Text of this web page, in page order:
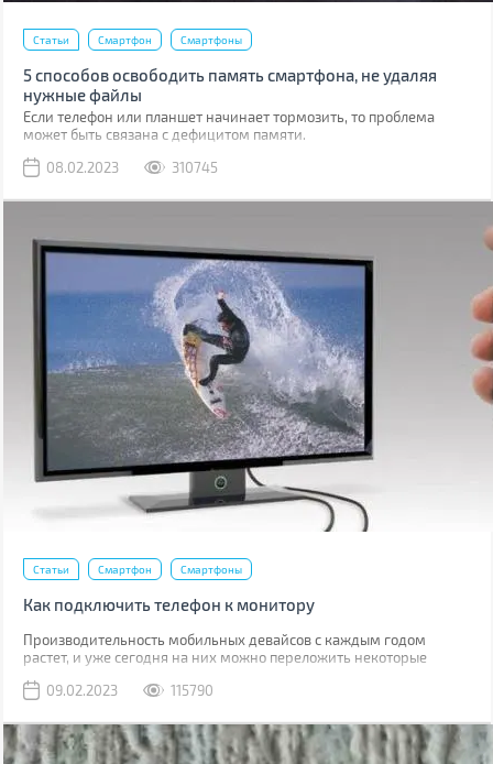
Статьи Смартфон Смартфоны
5 способов освободить память смартфона, не удаляя
нужные файлы
Если телефон или планшет начинает тормозить, то проблема
может быть связана с дефицитом памяти.
08.02.2023
310745
Статьи Смартфон Смартфоны
Как подключить телефон к монитору
Производительность мобильных девайсов с каждым годом
растет, и уже сегодня на них можно переложить некоторые
09.02.2023
115790